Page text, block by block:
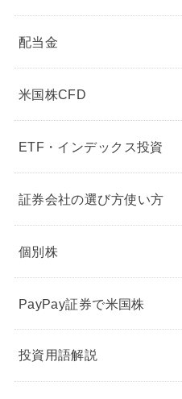
配当金
米国株CFD
ETF・インデックス投資
証券会社の選び方使い方
個別株
PayPay証券で米国株
投資用語解説